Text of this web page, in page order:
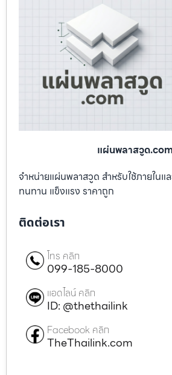
แผ่นพลาสวูด.com
จำหน่ายแผ่นพลาสวูด สำหรับใช้ภายในแ
ทนทาน แข็งแรง ราคาถูก
ติดต่อเรา
โทร คลิก
099-185-8000
แอดไลน์ คลิก
ID: @thethailink
Facebook คลิก
TheThailink.com